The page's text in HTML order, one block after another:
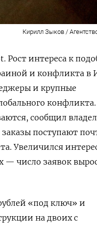
Кирилл Зыков /
Рост интереса к
и конфликта в
и крупные
сообщил
поступают
Увеличился
— число заявок
«под ключ» и
на двоих с